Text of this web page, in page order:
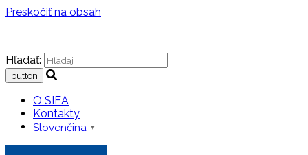
Preskočiť na obsah
Hľadať:
O SIEA
Kontakty
Slovenčina ▼